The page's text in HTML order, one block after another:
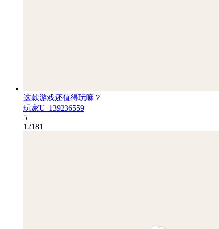
这款游戏还值得玩嘛？
玩家U_139236559
5
12181